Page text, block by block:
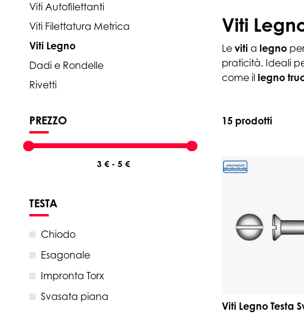
Viti Autofilettanti
Viti Filettatura Metrica
Viti Legno
Dadi e Rondelle
Rivetti
PREZZO
TESTA
Chiodo
Esagonale
Impronta Torx
Svasata piana
Viti
Le viti a legno
praticità. Ideali
come il legno
15 prodotti
Viti Legno Testa